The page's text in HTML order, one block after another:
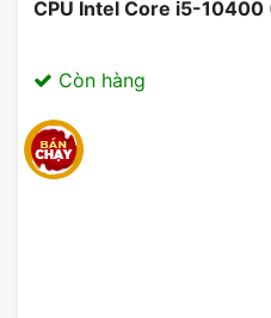
CPU Intel Core i5-10400
Còn hàng